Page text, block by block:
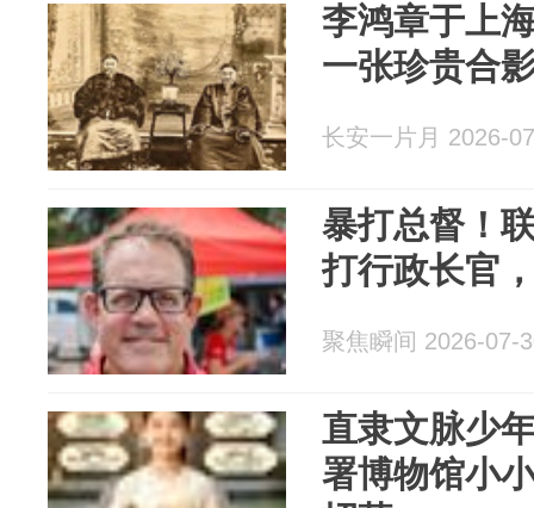
李鸿章于上
一张珍贵合
长安一片月 2026-
暴打总督！
打行政长官
聚焦瞬间 2026-07-
直隶文脉少
署博物馆小